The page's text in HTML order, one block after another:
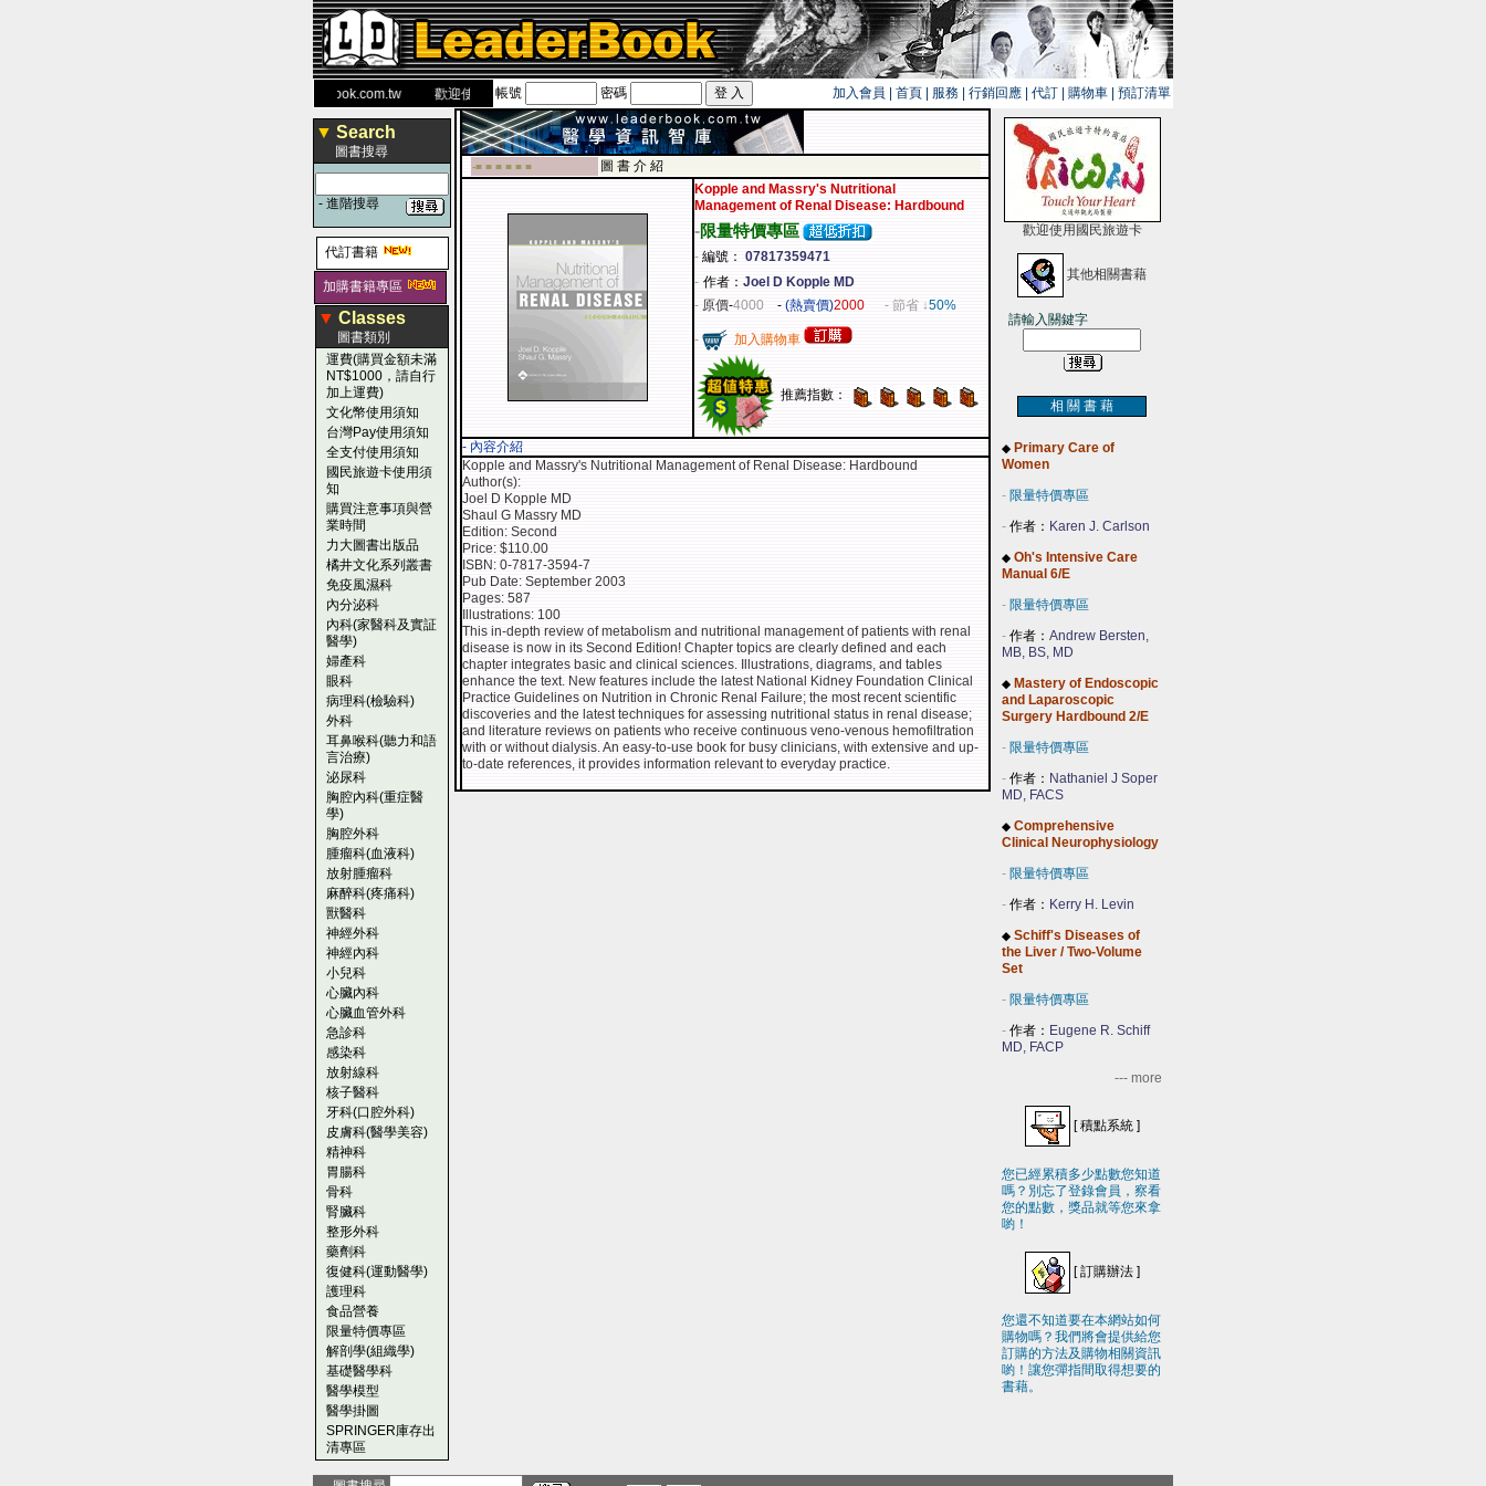
www.leaderbook.com.tw歡迎使用 國民旅遊卡！！
帳號 密碼 加入會員 首頁 服務 行銷回應 代訂 購物車 預訂清單
▼ Search
圖書搜尋
- 進階搜尋
代訂書籍
加購書籍專區
▼ Classes
圖書類別
運費(購買金額未滿
NT$1000，請自行
加上運費)
文化幣使用須知
台灣Pay使用須知
全支付使用須知
國民旅遊卡使用須
知
購買注意事項與營
業時間
力大圖書出版品
橘井文化系列叢書
免疫風濕科
內分泌科
內科(家醫科及實証
醫學)
婦產科
眼科
病理科(檢驗科)
外科
耳鼻喉科(聽力和語
言治療)
泌尿科
胸腔內科(重症醫
學)
胸腔外科
腫瘤科(血液科)
放射腫瘤科
麻醉科(疼痛科)
獸醫科
神經外科
神經內科
小兒科
心臟內科
心臟血管外科
急診科
感染科
放射線科
核子醫科
牙科(口腔外科)
皮膚科(醫學美容)
精神科
胃腸科
骨科
腎臟科
整形外科
藥劑科
復健科(運動醫學)
護理科
食品營養
限量特價專區
解剖學(組織學)
基礎醫學科
醫學模型
醫學掛圖
SPRINGER庫存出
清專區
-■ ■ ■ ■ ■ ■
圖 書 介 紹
Kopple and Massry's Nutritional
Management of Renal Disease: Hardbound
-限量特價專區
- 編號： 07817359471
- 作者： Joel D Kopple MD
- 原價-4000 - (熱賣價)2000 - 節省 ↓50%
- 加入購物車
推薦指數：
- 內容介紹
Kopple and Massry's Nutritional Management of Renal Disease: Hardbound
Author(s):
Joel D Kopple MD
Shaul G Massry MD
Edition: Second
Price: $110.00
ISBN: 0-7817-3594-7
Pub Date: September 2003
Pages: 587
Illustrations: 100
This in-depth review of metabolism and nutritional management of patients with renal
disease is now in its Second Edition! Chapter topics are clearly defined and each
chapter integrates basic and clinical sciences. Illustrations, diagrams, and tables
enhance the text. New features include the latest National Kidney Foundation Clinical
Practice Guidelines on Nutrition in Chronic Renal Failure; the most recent scientific
discoveries and the latest techniques for assessing nutritional status in renal disease;
and literature reviews on patients who receive continuous veno-venous hemofiltration
with or without dialysis. An easy-to-use book for busy clinicians, with extensive and up-
to-date references, it provides information relevant to everyday practice.
歡迎使用國民旅遊卡
其他相關書藉
請輸入關鍵字
相 關 書 藉
◆ Primary Care of
Women
- 限量特價專區
- 作者： Karen J. Carlson
◆ Oh's Intensive Care
Manual 6/E
- 限量特價專區
- 作者： Andrew Bersten,
MB, BS, MD
◆ Mastery of Endoscopic
and Laparoscopic
Surgery Hardbound 2/E
- 限量特價專區
- 作者： Nathaniel J Soper
MD, FACS
◆ Comprehensive
Clinical Neurophysiology
- 限量特價專區
- 作者： Kerry H. Levin
◆ Schiff's Diseases of
the Liver / Two-Volume
Set
- 限量特價專區
- 作者： Eugene R. Schiff
MD, FACP
--- more
[積點系統 ]
您已經累積多少點數您知道
嗎？別忘了登錄會員，察看
您的點數，獎品就等您來拿
喲！
[訂購辦法]
您還不知道要在本網站如何
購物嗎？我們將會提供給您
訂購的方法及購物相關資訊
喲！讓您彈指間取得想要的
書藉。